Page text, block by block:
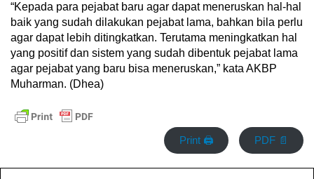
“Kepada para pejabat baru agar dapat meneruskan hal-hal
baik yang sudah dilakukan pejabat lama, bahkan bila perlu
agar dapat lebih ditingkatkan. Terutama meningkatkan hal
yang positif dan sistem yang sudah dibentuk pejabat lama
agar pejabat yang baru bisa meneruskan,” kata AKBP
Muharman. (Dhea)
Print 🖨 PDF 📄